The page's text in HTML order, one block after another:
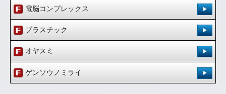
登録日：'15.12.16
Pops
[ 0.00 / 0件 ]
ダウンロード：0
電脳コンプレックス
登録日：'15.12.16
Pops
[ 0.00 / 0件 ]
ダウンロード：0
プラスチック
登録日：'15.12.16
Pops
[ 0.00 / 0件 ]
ダウンロード：0
オヤスミ
登録日：'15.12.16
Pops
[ 0.00 / 0件 ]
ゲンソウノミライ